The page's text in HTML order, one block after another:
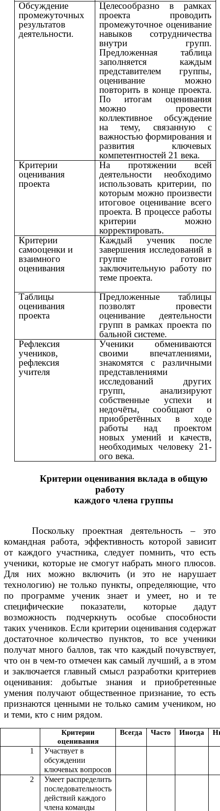
Обсуждение
промежуточных
результатов
деятельности.
Целесообразно в рамках
проекта проводить
промежуточное оценивание
навыков сотрудничества
внутри групп.
Предложенная таблица
заполняется каждым
представителем группы,
оценивание можно
повторить в конце проекта.
По итогам оценивания
можно провести
коллективное обсуждение
на тему, связанную с
важностью формирования и
развития ключевых
компетентностей 21 века.
Критерии
оценивания
проекта
На протяжении всей
деятельности необходимо
использовать критерии, по
которым можно произвести
итоговое оценивание всего
проекта. В процессе работы
критерии можно
корректировать.
Критерии
самооценки и
взаимного
оценивания
Каждый ученик после
завершения исследований в
группе готовит
заключительную работу по
теме проекта.
Таблицы
оценивания
проекта
Предложенные таблицы
позволят провести
оценивание деятельности
групп в рамках проекта по
бальной системе.
Рефлексия
учеников,
рефлексия
учителя
Ученики обмениваются
своими впечатлениями,
знакомятся с различными
представлениями
исследований других
групп, анализируют
собственные успехи и
недочёты, сообщают о
приобретённых в ходе
работы над проектом
новых умений и качеств,
необходимых человеку 21-
ого века.
Критерии оценивания вклада в общую
работу
каждого члена группы
Поскольку проектная деятельность – это
командная работа, эффективность которой зависит
от каждого участника, следует помнить, что есть
ученики, которые не смогут набрать много плюсов.
Для них можно включить (и это не нарушает
технологию) не только пункты, определяющие, что
по программе ученик знает и умеет, но и те
специфические показатели, которые дадут
возможность подчеркнуть особые способности
таких учеников. Если критерии оценивания содержат
достаточное количество пунктов, то все ученики
получат много баллов, так что каждый почувствует,
что он в чем-то отмечен как самый лучший, а в этом
и заключается главный смысл разработки критериев
оценивания: добытые знания и приобретенные
умения получают общественное признание, то есть
признаются ценными не только самим учеником, но
и теми, кто с ним рядом.
Критерии
оценивания
Всегда Часто Иногда
1
Участвует в
обсуждении
ключевых вопросов
2
Умеет распределить
последовательность
действий каждого
члена команды